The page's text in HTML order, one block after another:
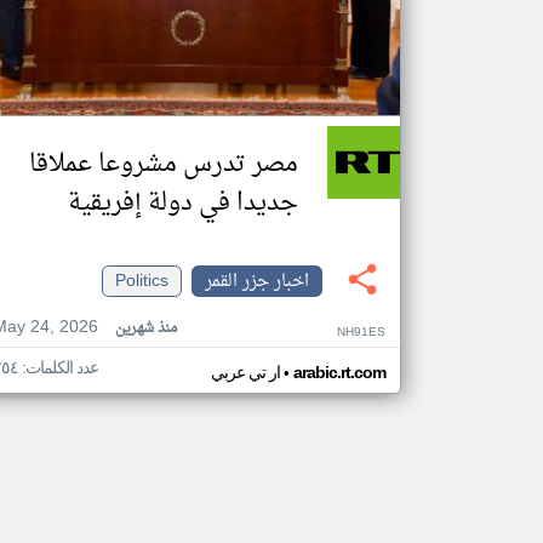
مصر تدرس مشروعا عملاقا
جديدا في دولة إفريقية
اخبار جزر القمر
Politics
24, 2026
منذ شهرين NH91ES
ار تي عربي• arabic.rt.com عدد الكلمات: ٢٥٤